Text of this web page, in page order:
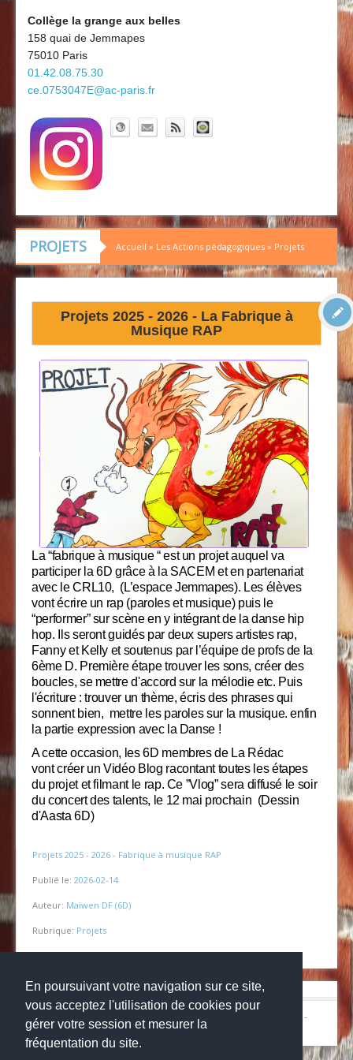
En poursuivant votre navigation sur ce site,
vous acceptez l'utilisation de cookies pour
gérer votre session et mesurer la
fréquentation du site.
Board'Gab
Clubs maths
Découvrir le collège
Collège la grange aux belles
158 quai de Jemmapes
75010 Paris
01.42.08.75.30
ce.0753047E@ac-paris.fr
PROJETS Accueil » Les Actions pédagogiques » Projets
Projets 2025 - 2026 - La Fabrique à
Musique RAP
La “fabrique à musique “ est un projet auquel va
participer la 6D grâce à la SACEM et en partenariat
avec le CRL10, (L’espace Jemmapes). Les élèves
vont écrire un rap (paroles et musique) puis le
“performer” sur scène en y intégrant de la danse hip
hop. Ils seront guidés par deux supers artistes rap,
Fanny et Kelly et soutenus par l’équipe de profs de la
6ème D. Première étape trouver les sons, créer des
boucles, se mettre d'accord sur la mélodie etc. Puis
l'écriture : trouver un thème, écris des phrases qui
sonnent bien, mettre les paroles sur la musique. enfin
la partie expression avec la Danse !
A cette occasion, les 6D membres de La Rédac
vont créer un Vidéo Blog racontant toutes les étapes
du projet et filmant le rap. Ce ”Vlog” sera diffusé le soir
du concert des talents, le 12 mai prochain (Dessin
d'Aasta 6D)
Projets 2025 - 2026 - Fabrique à musique RAP
Publié le: 2026-02-14
Auteur: Maïwen DF (6D)
Rubrique: Projets
© Copyright 2024 Collège la grange aux belles
-
Websco